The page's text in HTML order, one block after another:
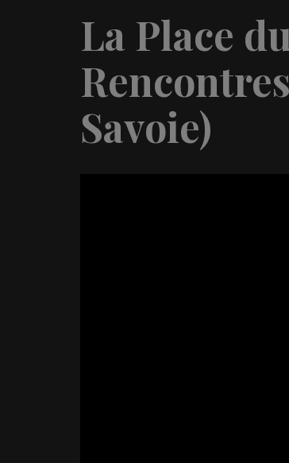
La Place
Savoie)